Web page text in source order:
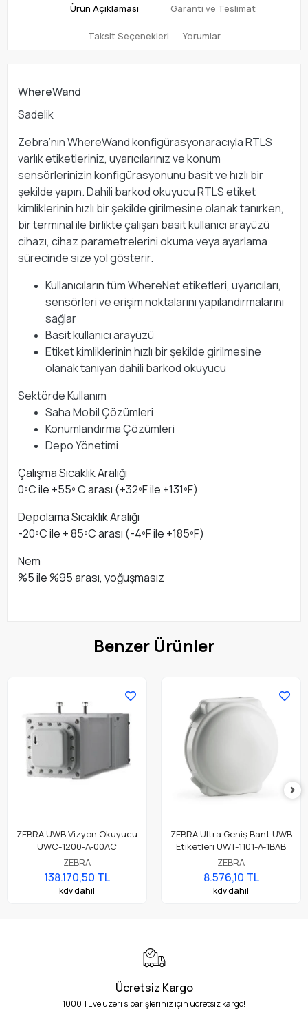
Ürün Açıklaması Garanti ve Teslimat
Taksit Seçenekleri Yorumlar
WhereWand
Sadelik
Zebra’nın WhereWand konfigürasyonaracıyla RTLS
varlık etiketleriniz, uyarıcılarınız ve konum
sensörlerinizin konfigürasyonunu basit ve hızlı bir
şekilde yapın. Dahili barkod okuyucu RTLS etiket
kimliklerinin hızlı bir şekilde girilmesine olanak tanırken,
bir terminal ile birlikte çalışan basit kullanıcı arayüzü
cihazı, cihaz parametrelerini okuma veya ayarlama
sürecinde size yol gösterir.
Kullanıcıların tüm WhereNet etiketleri, uyarıcıları,
sensörleri ve erişim noktalarını yapılandırmalarını
sağlar
Basit kullanıcı arayüzü
Etiket kimliklerinin hızlı bir şekilde girilmesine
olanak tanıyan dahili barkod okuyucu
Sektörde Kullanım
Saha Mobil Çözümleri
Konumlandırma Çözümleri
Depo Yönetimi
Çalışma Sıcaklık Aralığı
0ºC ile +55º C arası (+32ºF ile +131ºF)
Depolama Sıcaklık Aralığı
-20ºC ile + 85ºC arası (-4ºF ile +185ºF)
Nem
%5 ile %95 arası, yoğuşmasız
Benzer Ürünler
ZEBRA UWB Vizyon Okuyucu
UWC-1200-A-00AC
ZEBRA
138.170,50 TL
kdv dahil
ZEBRA Ultra Geniş Bant UWB
Etiketleri UWT-1101-A-1BAB
ZEBRA
8.576,10 TL
kdv dahil
Ücretsiz Kargo
1000 TL ve üzeri siparişleriniz için ücretsiz kargo!